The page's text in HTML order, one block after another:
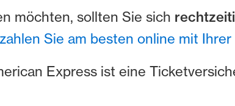
möchten, sollten Sie sich
Sie am besten online mit
Express ist eine